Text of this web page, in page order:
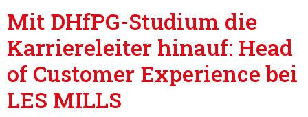
Mit DHfPG-Studium die
Karriereleiter hinauf: Head
of Customer Experience bei
LES MILLS